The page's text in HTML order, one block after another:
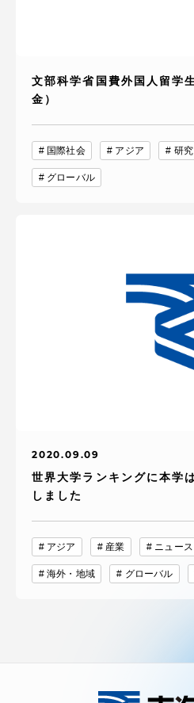
文部科学省国費外国人留学
金）
国際社会 アジア 研究
グローバル
2020.09.09
世界大学ランキングに本学
しました
アジア 産業 ニュース
海外・地域 グローバル